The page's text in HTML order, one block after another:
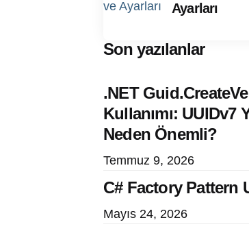
Ayarları
Son yazılanlar
.NET
Kullanımı: UUIDv7
Neden Önemli?
Temmuz 9, 2026
C# Factory Pattern
Mayıs 24, 2026